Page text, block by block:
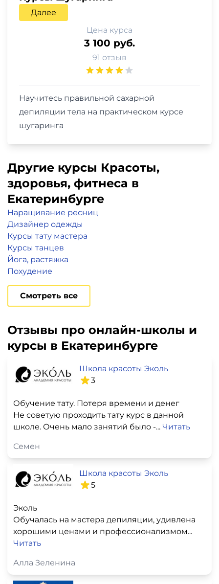
Далее
Цена курса
3 100 руб.
91 отзыв
Научитесь правильной сахарной
депиляции тела на практическом курсе
шугаринга
Другие курсы Красоты,
здоровья, фитнеса в
Екатеринбурге
Наращивание ресниц
Дизайнер одежды
Курсы тату мастера
Курсы танцев
Йога, растяжка
Похудение
Смотреть все
Отзывы про онлайн-школы и
курсы в Екатеринбурге
Школа красоты Эколь
3
Обучение тату. Потеря времени и денег
Не советую проходить тату курс в данной
школе. Очень мало занятий было -... Читать
Семен
Школа красоты Эколь
5
Эколь
Обучалась на мастера депиляции, удивлена
хорошими ценами и профессионализмом...
Читать
Алла Зеленина